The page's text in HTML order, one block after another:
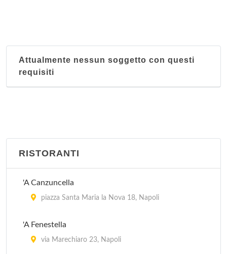
Attualmente nessun soggetto con questi
requisiti
RISTORANTI
'A Canzuncella
piazza Santa Maria la Nova 18, Napoli
'A Fenestella
via Marechiaro 23, Napoli